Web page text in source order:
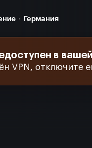
Германия
в
VPN, отключите